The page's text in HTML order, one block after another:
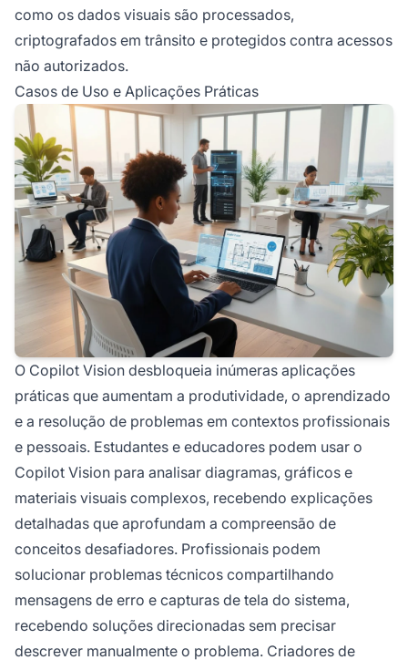
como os dados visuais são processados,
criptografados em trânsito e protegidos contra acessos
não autorizados.
Casos de Uso e Aplicações Práticas
O Copilot Vision desbloqueia inúmeras aplicações
práticas que aumentam a produtividade, o aprendizado
e a resolução de problemas em contextos profissionais
e pessoais. Estudantes e educadores podem usar o
Copilot Vision para analisar diagramas, gráficos e
materiais visuais complexos, recebendo explicações
detalhadas que aprofundam a compreensão de
conceitos desafiadores. Profissionais podem
solucionar problemas técnicos compartilhando
mensagens de erro e capturas de tela do sistema,
recebendo soluções direcionadas sem precisar
descrever manualmente o problema. Criadores de